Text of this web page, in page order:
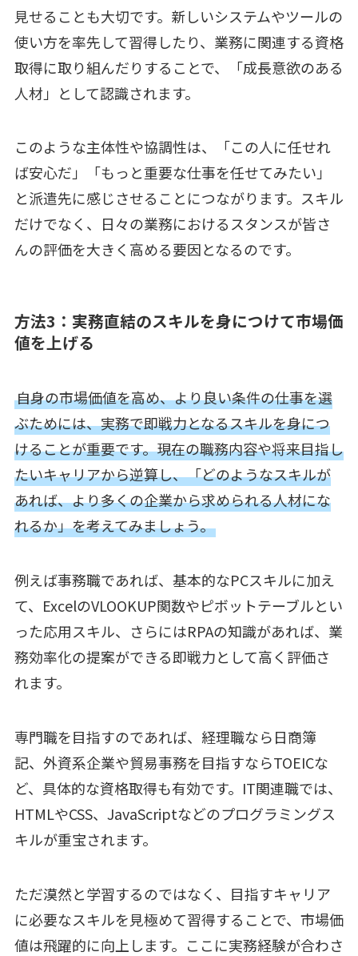
見せることも大切です。新しいシステムやツールの
使い方を率先して習得したり、業務に関連する資格
取得に取り組んだりすることで、「成長意欲のある
人材」として認識されます。
このような主体性や協調性は、「この人に任せれ
ば安心だ」「もっと重要な仕事を任せてみたい」
と派遣先に感じさせることにつながります。スキル
だけでなく、日々の業務におけるスタンスが皆さ
んの評価を大きく高める要因となるのです。
方法3：実務直結のスキルを身につけて市場価
値を上げる
自身の市場価値を高め、より良い条件の仕事を選
ぶためには、実務で即戦力となるスキルを身につ
けることが重要です。現在の職務内容や将来目指し
たいキャリアから逆算し、「どのようなスキルが
あれば、より多くの企業から求められる人材にな
れるか」を考えてみましょう。
例えば事務職であれば、基本的なPCスキルに加え
て、ExcelのVLOOKUP関数やピボットテーブルとい
った応用スキル、さらにはRPAの知識があれば、業
務効率化の提案ができる即戦力として高く評価さ
れます。
専門職を目指すのであれば、経理職なら日商簿
記、外資系企業や貿易事務を目指すならTOEICな
ど、具体的な資格取得も有効です。IT関連職では、
HTMLやCSS、JavaScriptなどのプログラミングス
キルが重宝されます。
ただ漠然と学習するのではなく、目指すキャリア
に必要なスキルを見極めて習得することで、市場価
値は飛躍的に向上します。ここに実務経験が合わさ